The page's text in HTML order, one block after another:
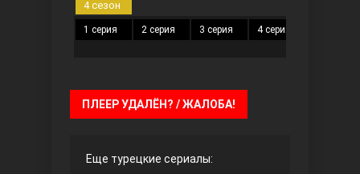
4 сезон
1 серия 2 серия 3 серия 4 серия
ПЛЕЕР УДАЛЁН? / ЖАЛОБА!
Еще турецкие сериалы: